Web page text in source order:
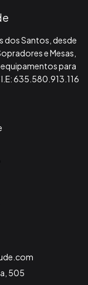
dos Santos, desde
e Mesas,
para
635.580.913.116
505